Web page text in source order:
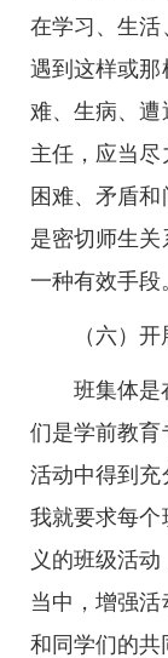
在学习、生活
遇到这样或那
难、生病、
主任，应当
困难、矛盾
是密切师生
一种有效手段
（六）
班集体是
们是学前教
活动中得到充
我就要求每
义的班级活
当中，增强
和同学们的共